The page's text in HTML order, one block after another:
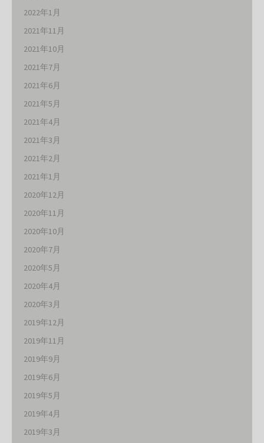
2022年1月
2021年11月
2021年10月
2021年7月
2021年6月
2021年5月
2021年4月
2021年3月
2021年2月
2021年1月
2020年12月
2020年11月
2020年10月
2020年7月
2020年5月
2020年4月
2020年3月
2019年12月
2019年11月
2019年9月
2019年6月
2019年5月
2019年4月
2019年3月